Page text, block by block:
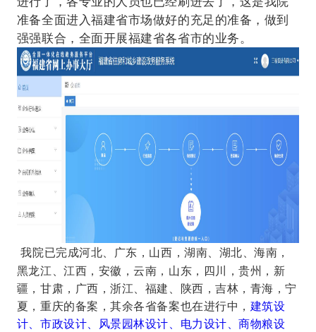
准备全面进入福建省市场做好的充足的准备，做到
强强联合，全面开展福建省各省市的业务。
我院已完成河北、广东，山西，湖南、湖北、海南，
黑龙江、江西，安徽，云南，山东，四川，贵州，新
疆，甘肃，广西，浙江、福建、陕西，吉林，青海，宁
夏，重庆的备案，其余各省备案也在进行中， 建筑设
计、市政设计、风景园林设计、电力设计、商物粮设